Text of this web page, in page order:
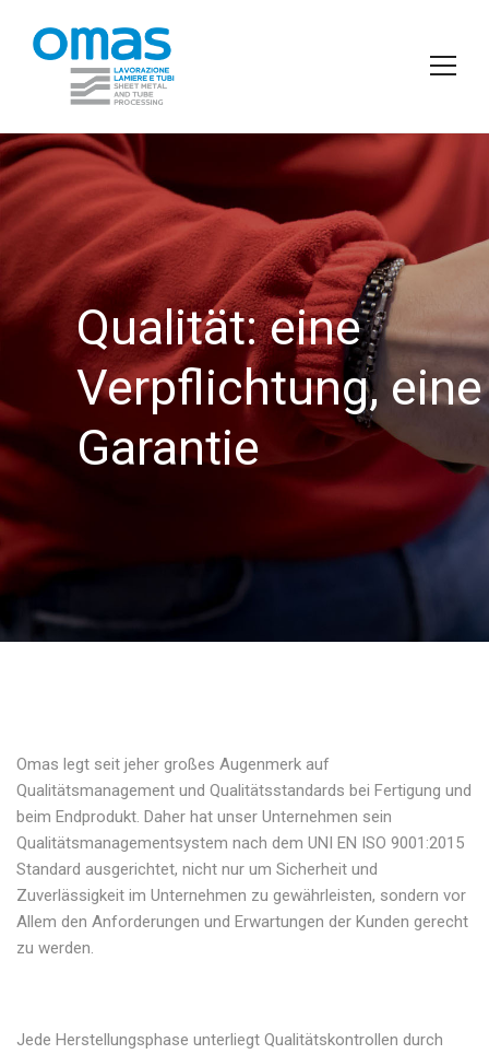
Qualität: eine
Verpflichtung, eine
Garantie
Omas legt seit jeher großes Augenmerk auf
Qualitätsmanagement und Qualitätsstandards bei Fertigung und
beim Endprodukt. Daher hat unser Unternehmen sein
Qualitätsmanagementsystem nach dem UNI EN ISO 9001:2015
Standard ausgerichtet, nicht nur um Sicherheit und
Zuverlässigkeit im Unternehmen zu gewährleisten, sondern vor
Allem den Anforderungen und Erwartungen der Kunden gerecht
zu werden.
Jede Herstellungsphase unterliegt Qualitätskontrollen durch